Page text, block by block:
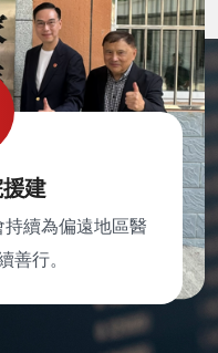
建
續為偏遠地區醫
善行。